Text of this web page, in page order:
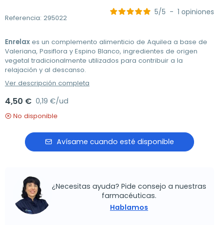
Referencia: 295022
5/5 - 1 opiniones
Enrelax es un complemento alimenticio de Aquilea a base de
Valeriana, Pasiflora y Espino Blanco, ingredientes de origen
vegetal tradicionalmente utilizados para contribuir a la
relajación y al descanso.
Ver descripción completa
4,50 € 0,19 €/ud
No disponible
Avísame cuando esté disponible
¿Necesitas ayuda? Pide consejo a nuestras
farmacéuticas.
Hablamos